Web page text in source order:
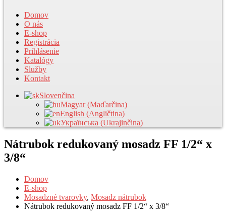
Domov
O nás
E-shop
Registrácia
Prihlásenie
Katalógy
Služby
Kontakt
Slovenčina
Magyar (Maďarčina)
English (Angličtina)
Українська (Ukrajinčina)
Nátrubok redukovaný mosadz FF 1/2“ x
3/8“
Domov
E-shop
Mosadzné tvarovky, Mosadz nátrubok
Nátrubok redukovaný mosadz FF 1/2“ x 3/8“